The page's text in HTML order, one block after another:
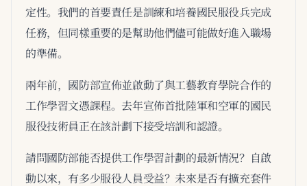
定性。我們的首要責任是訓練和培養國民服役兵完成
任務，但同樣重要的是幫助他們儘可能做好進入職場
的準備。
兩年前，國防部宣佈並啟動了與工藝教育學院合作的
工作學習文憑課程。去年宣佈首批陸軍和空軍的國民
服役技術員正在該計劃下接受培訓和認證。
請問國防部能否提供工作學習計劃的最新情況？自啟
動以來，有多少服役人員受益？未來是否有擴充套件